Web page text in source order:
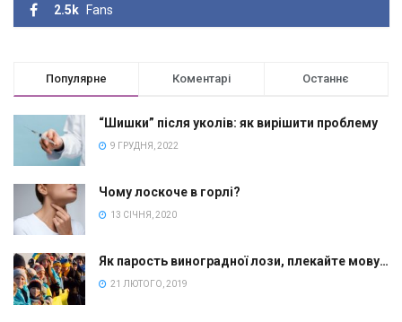
2.5k Fans
Популярне Коментарі Останнє
“Шишки” після уколів: як вирішити проблему
9 ГРУДНЯ, 2022
Чому лоскоче в горлі?
13 СІЧНЯ, 2020
Як парость виноградної лози, плекайте мову…
21 ЛЮТОГО, 2019